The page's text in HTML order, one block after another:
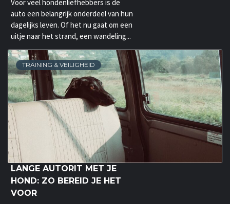
Voor veel hondenliefhebbers is de
auto een belangrijk onderdeel van hun
dagelijks leven. Of het nu gaat om een
uitje naar het strand, een wandeling...
TRAINING & VEILIGHEID
LANGE AUTORIT MET JE
HOND: ZO BEREID JE HET
VOOR